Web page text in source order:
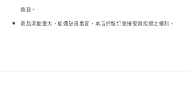
換貨。
商品流動量大，如遇缺貨事宜，本店保留訂單接受與拒絕之權利。